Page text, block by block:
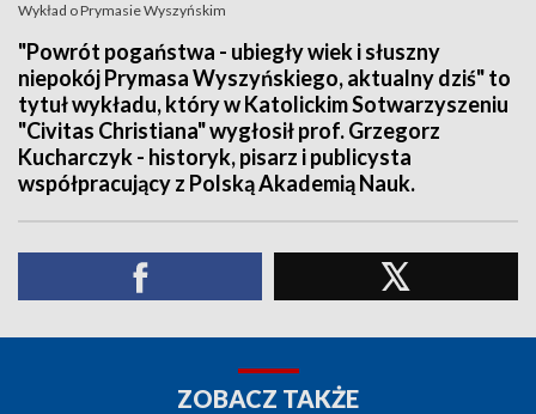
Wykład o Prymasie Wyszyńskim
"Powrót pogaństwa - ubiegły wiek i słuszny
niepokój Prymasa Wyszyńskiego, aktualny dziś" to
tytuł wykładu, który w Katolickim Sotwarzyszeniu
"Civitas Christiana" wygłosił prof. Grzegorz
Kucharczyk - historyk, pisarz i publicysta
współpracujący z Polską Akademią Nauk.
ZOBACZ TAKŻE